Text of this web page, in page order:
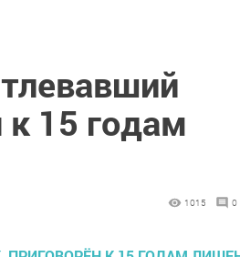
к 15 годам
1015 0